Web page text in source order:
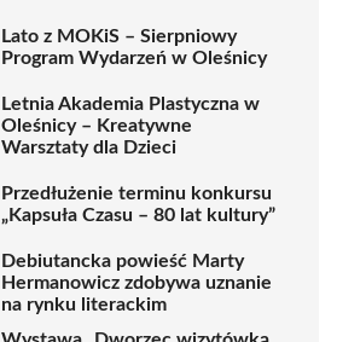
Lato z MOKiS – Sierpniowy
Program Wydarzeń w Oleśnicy
Letnia Akademia Plastyczna w
Oleśnicy – Kreatywne
Warsztaty dla Dzieci
Przedłużenie terminu konkursu
„Kapsuła Czasu – 80 lat kultury”
Debiutancka powieść Marty
Hermanowicz zdobywa uznanie
na rynku literackim